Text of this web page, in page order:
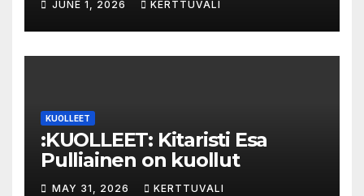
JUNE 1, 2026 KERTTUVALI
KUOLLEET
:KUOLLEET: Kitaristi Esa
Pulliainen on kuollut
MAY 31, 2026 KERTTUVALI